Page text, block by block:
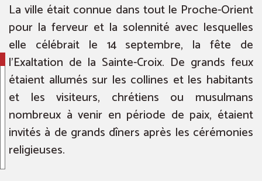
La ville était connue dans tout le Proche-Orient
pour la ferveur et la solennité avec lesquelles
elle célébrait le 14 septembre, la fête de
l’Exaltation de la Sainte-Croix. De grands feux
étaient allumés sur les collines et les habitants
et les visiteurs, chrétiens ou musulmans
nombreux à venir en période de paix, étaient
invités à de grands dîners après les cérémonies
religieuses.